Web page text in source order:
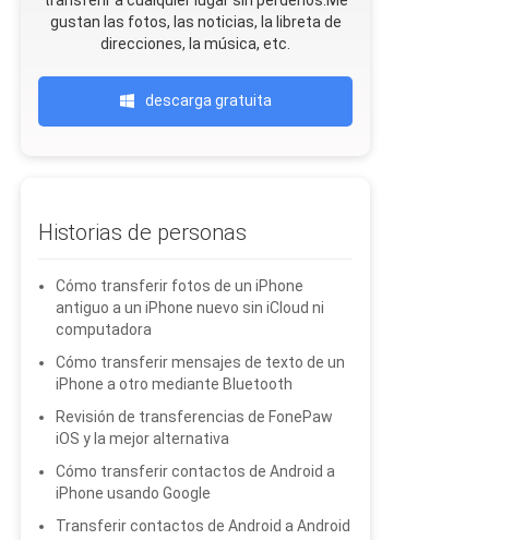
gustan las fotos, las noticias, la libreta de
direcciones, la música, etc.
descarga gratuita
Historias de personas
Cómo transferir fotos de un iPhone
antiguo a un iPhone nuevo sin iCloud ni
computadora
Cómo transferir mensajes de texto de un
iPhone a otro mediante Bluetooth
Revisión de transferencias de FonePaw
iOS y la mejor alternativa
Cómo transferir contactos de Android a
iPhone usando Google
Transferir contactos de Android a Android